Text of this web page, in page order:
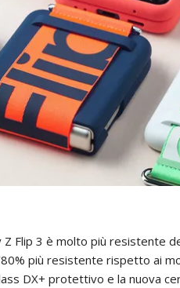
Z Flip 3 è molto più resistente
più resistente rispetto ai
DX+ protettivo e la nuova